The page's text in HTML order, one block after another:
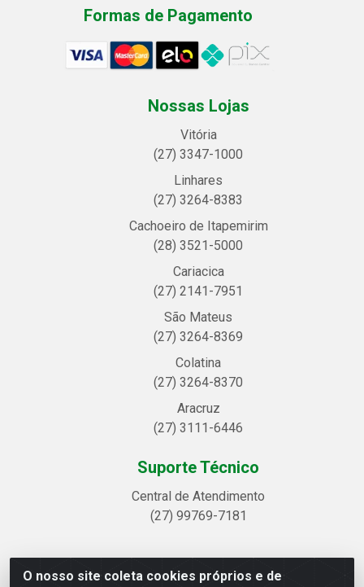
O nosso site coleta cookies próprios e de
Formas de Pagamento
Nossas Lojas
Vitória
(27) 3347-1000
Linhares
(27) 3264-8383
Cachoeiro de Itapemirim
(28) 3521-5000
Cariacica
(27) 2141-7951
São Mateus
(27) 3264-8369
Colatina
(27) 3264-8370
Aracruz
(27) 3111-6446
Suporte Técnico
Central de Atendimento
(27) 99769-7181